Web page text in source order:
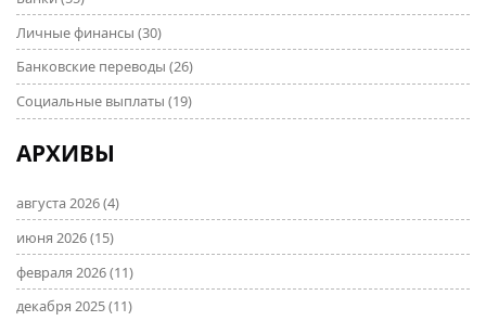
Личные финансы (30)
Банковские переводы (26)
Социальные выплаты (19)
АРХИВЫ
августа 2026(4)
июня 2026(15)
февраля 2026(11)
декабря 2025(11)